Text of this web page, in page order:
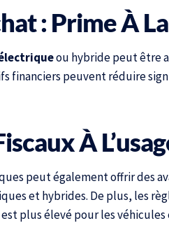
: Prime À
ou hybride peut être
financiers peuvent réduire
À
peut également offrir des
et hybrides. De plus, les
est plus élevé pour les